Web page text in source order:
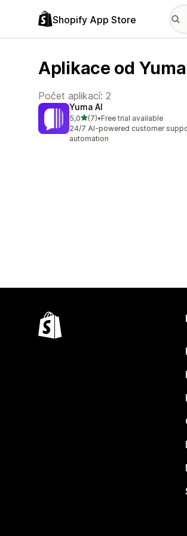
Shopify App Store
Aplikace od
Počet aplikací: 2
Yuma AI
5,0z 5 hvězd
(7)
Celkový počet recenzí: 7
•Free trial available
24/7 AI-powered customer
automation